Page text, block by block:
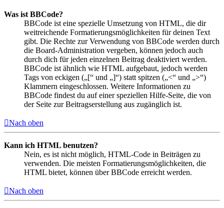
Was ist BBCode?
BBCode ist eine spezielle Umsetzung von HTML, die dir
weitreichende Formatierungsmöglichkeiten für deinen Text
gibt. Die Rechte zur Verwendung von BBCode werden durch
die Board-Administration vergeben, können jedoch auch
durch dich für jeden einzelnen Beitrag deaktiviert werden.
BBCode ist ähnlich wie HTML aufgebaut, jedoch werden
Tags von eckigen („[“ und „]“) statt spitzen („<“ und „>“)
Klammern eingeschlossen. Weitere Informationen zu
BBCode findest du auf einer speziellen Hilfe-Seite, die von
der Seite zur Beitragserstellung aus zugänglich ist.
Nach oben
Kann ich HTML benutzen?
Nein, es ist nicht möglich, HTML-Code in Beiträgen zu
verwenden. Die meisten Formatierungsmöglichkeiten, die
HTML bietet, können über BBCode erreicht werden.
Nach oben